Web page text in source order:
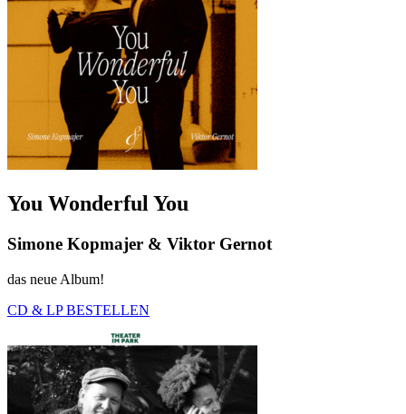
You Wonderful You
Simone Kopmajer & Viktor Gernot
das neue Album!
CD & LP BESTELLEN